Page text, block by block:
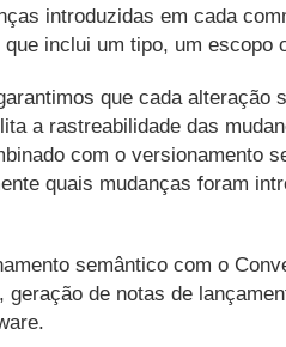
introduzidas em cada
inclui um tipo, um escopo
que cada alteração
a rastreabilidade das
com o versionamento
quais mudanças foram
semântico com o
de notas de